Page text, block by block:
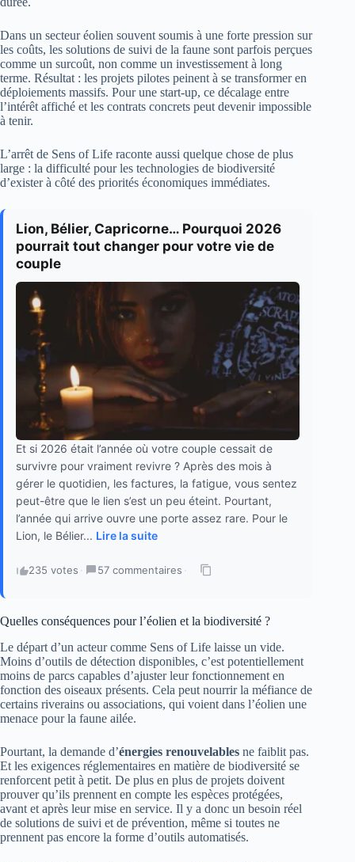
Dans un secteur éolien souvent soumis à une forte pression sur
les coûts, les solutions de suivi de la faune sont parfois perçues
comme un surcoût, non comme un investissement à long
terme. Résultat : les projets pilotes peinent à se transformer en
déploiements massifs. Pour une start-up, ce décalage entre
l’intérêt affiché et les contrats concrets peut devenir impossible
à tenir.
L’arrêt de Sens of Life raconte aussi quelque chose de plus
large : la difficulté pour les technologies de biodiversité
d’exister à côté des priorités économiques immédiates.
Lion, Bélier, Capricorne… Pourquoi 2026
pourrait tout changer pour votre vie de
couple
Et si 2026 était l’année où votre couple cessait de
survivre pour vraiment revivre ? Après des mois à
gérer le quotidien, les factures, la fatigue, vous sentez
peut-être que le lien s’est un peu éteint. Pourtant,
l’année qui arrive ouvre une porte assez rare. Pour le
Lion, le Bélier... Lire la suite
235 votes · 57 commentaires ·
Quelles conséquences pour l’éolien et la biodiversité ?
Le départ d’un acteur comme Sens of Life laisse un vide.
Moins d’outils de détection disponibles, c’est potentiellement
moins de parcs capables d’ajuster leur fonctionnement en
fonction des oiseaux présents. Cela peut nourrir la méfiance de
certains riverains ou associations, qui voient dans l’éolien une
menace pour la faune ailée.
Pourtant, la demande d’énergies renouvelables ne faiblit pas.
Et les exigences réglementaires en matière de biodiversité se
renforcent petit à petit. De plus en plus de projets doivent
prouver qu’ils prennent en compte les espèces protégées,
avant et après leur mise en service. Il y a donc un besoin réel
de solutions de suivi et de prévention, même si toutes ne
prennent pas encore la forme d’outils automatisés.